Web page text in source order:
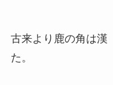
古来より鹿の角は
た。